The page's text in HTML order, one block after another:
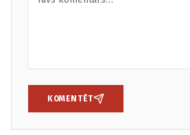
KOMENTĒT